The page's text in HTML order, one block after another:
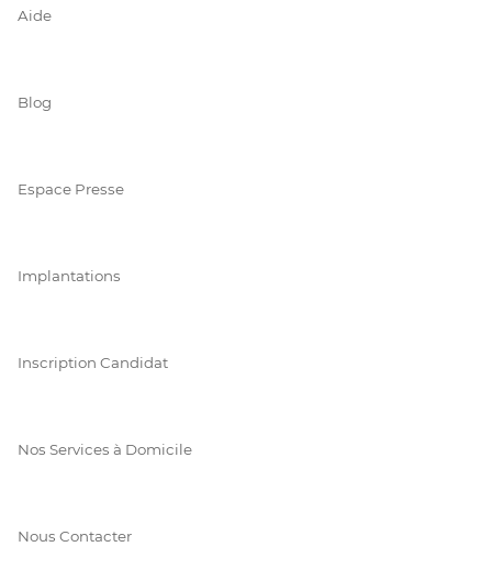
Aide
Blog
Espace Presse
Implantations
Inscription Candidat
Nos Services à Domicile
Nous Contacter